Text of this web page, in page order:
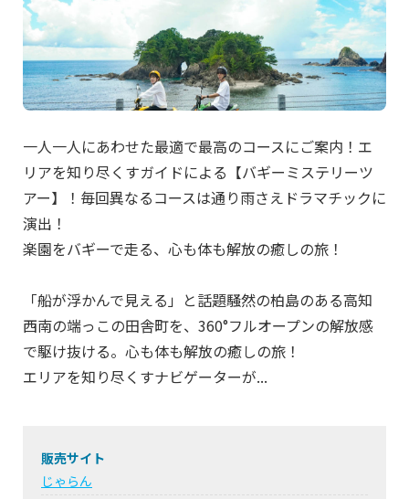
一人一人にあわせた最適で最高のコースにご案内！エ
リアを知り尽くすガイドによる【バギーミステリーツ
アー】！毎回異なるコースは通り雨さえドラマチックに
演出！
楽園をバギーで走る、心も体も解放の癒しの旅！
「船が浮かんで見える」と話題騒然の柏島のある高知
西南の端っこの田舎町を、360°フルオープンの解放感
で駆け抜ける。心も体も解放の癒しの旅！
エリアを知り尽くすナビゲーターが...
販売サイト
じゃらん